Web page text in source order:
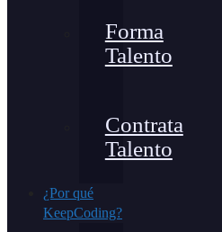
Forma
Talento
Contrata
Talento
¿Por qué
KeepCoding?